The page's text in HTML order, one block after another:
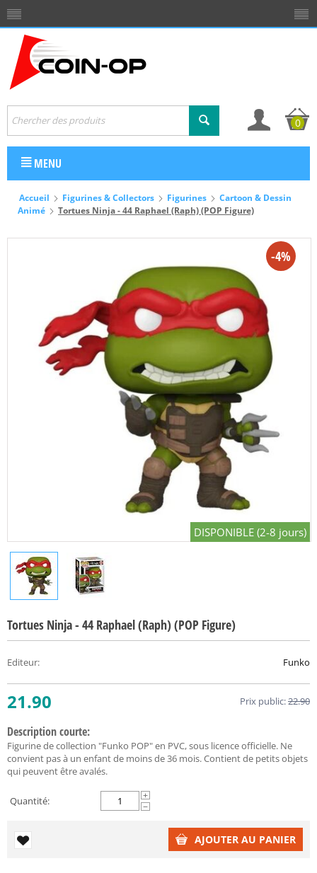
0
MENU
Accueil Figurines & Collectors Figurines
Cartoon & Dessin
Animé
Tortues Ninja - 44 Raphael (Raph) (POP Figure)
-4%
DISPONIBLE (2-8 jours)
Tortues Ninja - 44 Raphael (Raph) (POP Figure)
Editeur: Funko
21.90 Prix public:22.90
Description courte:
Figurine de collection "Funko POP" en PVC, sous licence officielle. Ne
convient pas à un enfant de moins de 36 mois. Contient de petits objets
qui peuvent être avalés.
Quantité:
+
−
AJOUTER AU PANIER